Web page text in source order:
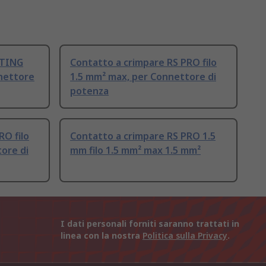
Contatto a crimpare RS PRO filo
1.5 mm² max, per Connettore di
potenza
filo
di
Contatto a crimpare RS PRO 1.5
mm filo 1.5 mm² max 1.5 mm²
I dati personali forniti saranno trattati in
linea con la nostra Politica sulla Privacy.